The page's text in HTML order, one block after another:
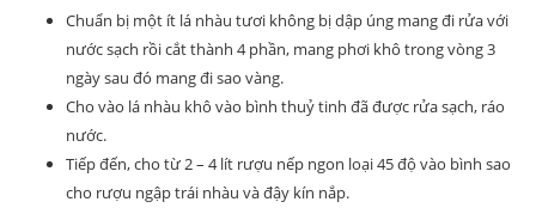
Chuẩn bị một ít lá nhàu tươi không bị dập úng mang đi rửa với
nước sạch rồi cắt thành 4 phần, mang phơi khô trong vòng 3
ngày sau đó mang đi sao vàng.
Cho vào lá nhàu khô vào bình thuỷ tinh đã được rửa sạch, ráo
nước.
Tiếp đến, cho từ 2 – 4 lít rượu nếp ngon loại 45 độ vào bình sao
cho rượu ngập trái nhàu và đậy kín nắp.